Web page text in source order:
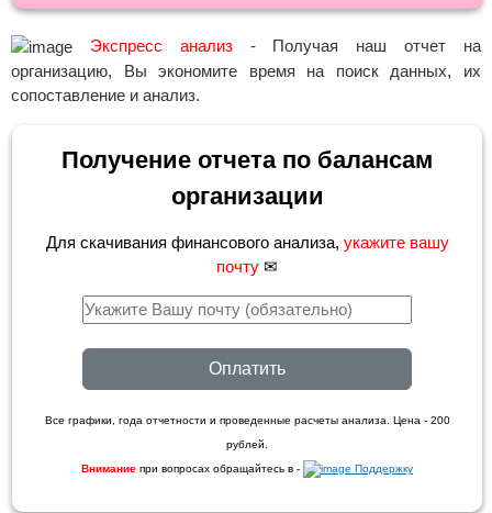
Экспресс анализ- Получая наш отчет на
организацию, Вы экономите время на поиск данных, их
сопоставление и анализ.
Получение отчета по балансам
организации
Для скачивания финансового анализа, укажите вашу
почту ✉
Оплатить
Все графики, года отчетности и проведенные расчеты анализа. Цена - 200
рублей.
Внимание при вопросах обращайтесь в - Поддержку